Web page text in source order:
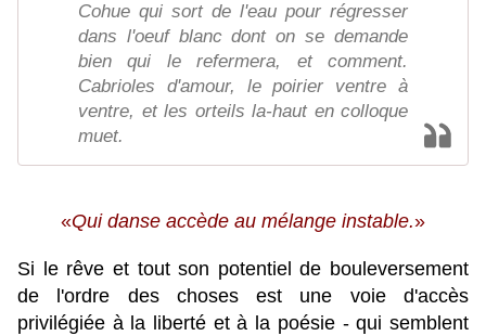
Cohue qui sort de l'eau pour régresser
dans l'oeuf blanc dont on se demande
bien qui le refermera, et comment.
Cabrioles d'amour, le poirier ventre à
ventre, et les orteils la-haut en colloque
muet.
«Qui danse accède au mélange instable.»
Si le rêve et tout son potentiel de bouleversement
de l'ordre des choses est une voie d'accès
privilégiée à la liberté et à la poésie - qui semblent